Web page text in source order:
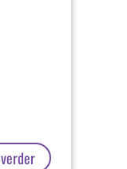
verder